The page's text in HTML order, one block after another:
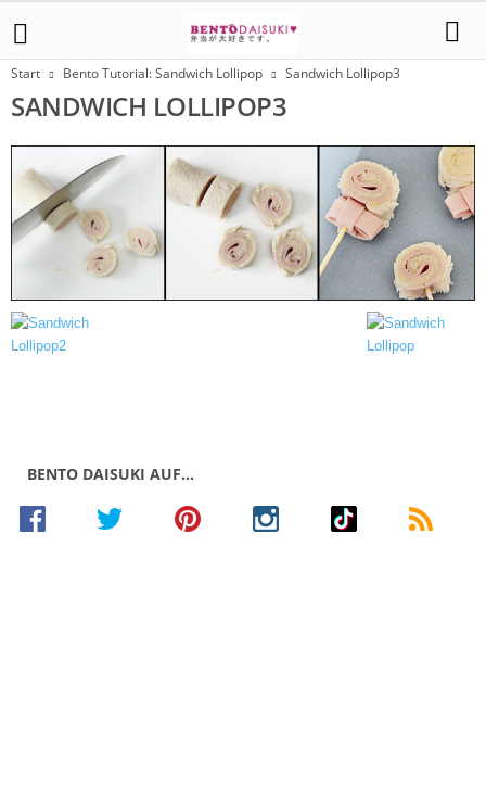
Start Bento Tutorial: Sandwich Lollipop Sandwich Lollipop3
SANDWICH LOLLIPOP3
BENTO DAISUKI AUF…